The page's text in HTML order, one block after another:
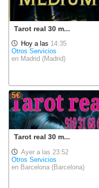
Tarot real 30 m...
Hoy a las 14:35
Otros Servicios
en Madrid (Madrid)
5€
Tarot real 30 m...
Ayer a las 23:52
Otros Servicios
en Barcelona (Barcelona)